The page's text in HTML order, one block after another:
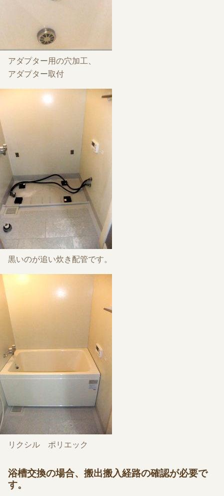
アダプター用の穴加工、
アダプター取付
黒いのが追い炊き配管です。
リクシル ポリエック
浴槽交換の場合、搬出搬入経路の確認が必要で
す。